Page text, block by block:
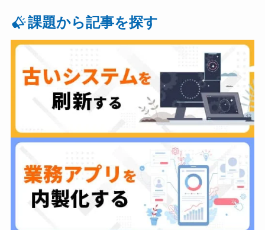
課題から記事を探す